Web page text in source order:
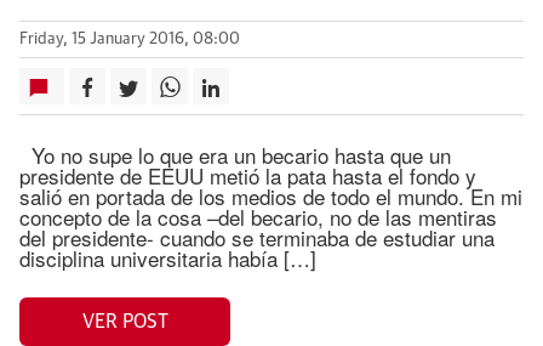
Friday, 15 January 2016, 08:00
Yo no supe lo que era un becario hasta que un
presidente de EEUU metió la pata hasta el fondo y
salió en portada de los medios de todo el mundo. En mi
concepto de la cosa –del becario, no de las mentiras
del presidente- cuando se terminaba de estudiar una
disciplina universitaria había […]
VER POST